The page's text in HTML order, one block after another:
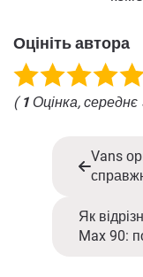
Оцініть автора
( 1 Оцінка, середнє
Vans
Як
Max 90: